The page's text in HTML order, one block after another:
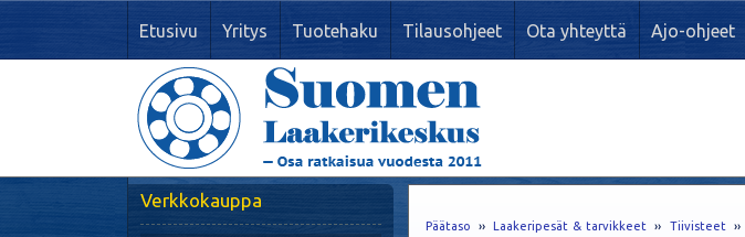
Etusivu Yritys Tuotehaku Tilausohjeet Ota yhteyttä Ajo-ohjeet
Päätaso ››Laakeripesät & tarvikkeet ›› Tiivisteet ››
Verkkokauppa